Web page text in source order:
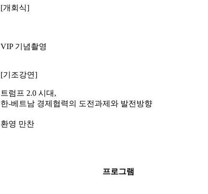
[개회식]
VIP 기념촬영
[기조강연]
트럼프 2.0 시대,
한-베트남 경제협력의 도전과제와 발전방향
환영 만찬
프로그램